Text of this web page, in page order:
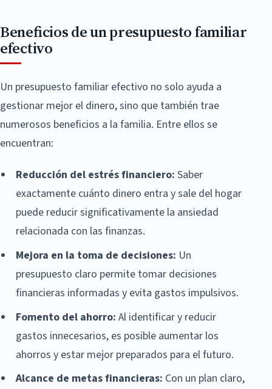
Beneficios de un presupuesto familiar
efectivo
Un presupuesto familiar efectivo no solo ayuda a
gestionar mejor el dinero, sino que también trae
numerosos beneficios a la familia. Entre ellos se
encuentran:
Reducción del estrés financiero: Saber
exactamente cuánto dinero entra y sale del hogar
puede reducir significativamente la ansiedad
relacionada con las finanzas.
Mejora en la toma de decisiones: Un
presupuesto claro permite tomar decisiones
financieras informadas y evita gastos impulsivos.
Fomento del ahorro: Al identificar y reducir
gastos innecesarios, es posible aumentar los
ahorros y estar mejor preparados para el futuro.
Alcance de metas financieras: Con un plan claro,